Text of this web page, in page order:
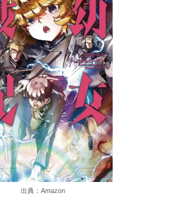
出典：Amazon